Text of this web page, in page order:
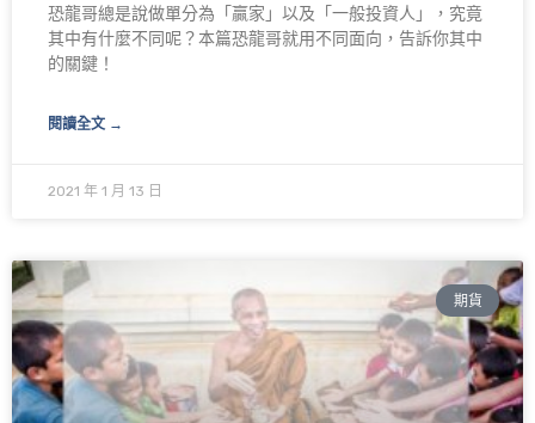
恐龍哥總是說做單分為「贏家」以及「一般投資人」，究竟
其中有什麼不同呢？本篇恐龍哥就用不同面向，告訴你其中
的關鍵！
閱讀全文 →
2021 年 1 月 13 日
期貨